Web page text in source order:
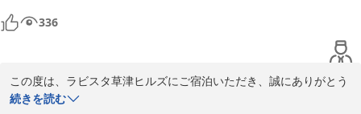
336
この度は、ラビスタ草津ヒルズにご宿泊いただき、誠にありがとう
ございます。
続きを読む